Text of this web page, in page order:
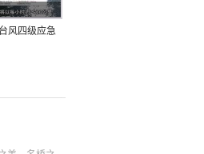
风四级应急